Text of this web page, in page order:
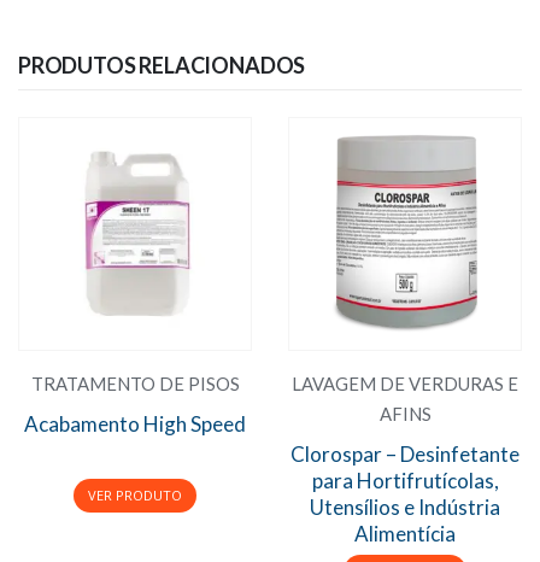
PRODUTOS RELACIONADOS
TRATAMENTO DE PISOS
Acabamento High Speed
LAVAGEM DE VERDURAS E
AFINS
Clorospar – Desinfetante
para Hortifrutícolas,
Utensílios e Indústria
Alimentícia